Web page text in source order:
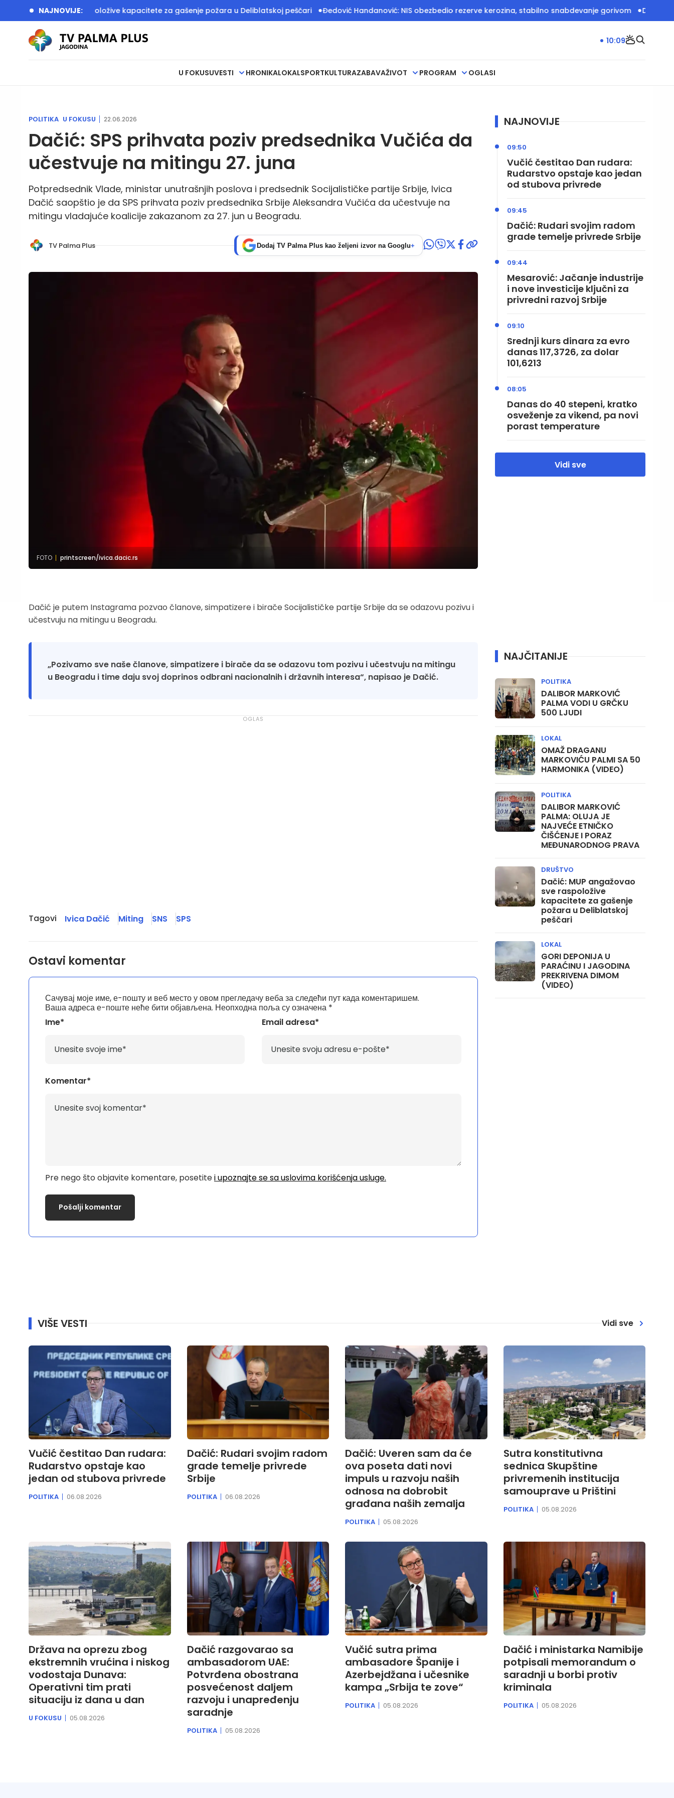
NAJNOVIJE:
sve raspoložive kapacitete za gašenje požara u Deliblatskoj peščari Đedović Handanović: NIS obezbedio rezerve kerozina, stabilno snabdevanje gorivom Dačić: U akciji
U FOKUSUVESTI HRONIKALOKALSPORTKULTURAZABAVAŽIVOT PROGRAM OGLASI
10:09
POLITIKA U FOKUSU 22.06.2026
Dačić: SPS prihvata poziv predsednika Vučića da
učestvuje na mitingu 27. juna
Potpredsednik Vlade, ministar unutrašnjih poslova i predsednik Socijalističke partije Srbije, Ivica
Dačić saopštio je da SPS prihvata poziv predsednika Srbije Aleksandra Vučića da učestvuje na
mitingu vladajuće koalicije zakazanom za 27. jun u Beogradu.
TV Palma Plus Dodaj TV Palma Plus kao željeni izvor na Googlu+
FOTO printscreen/ivica.dacic.rs
Dačić je putem Instagrama pozvao članove, simpatizere i birače Socijalističke partije Srbije da se odazovu pozivu i
učestvuju na mitingu u Beogradu.
„Pozivamo sve naše članove, simpatizere i birače da se odazovu tom pozivu i učestvuju na mitingu
u Beogradu i time daju svoj doprinos odbrani nacionalnih i državnih interesa“, napisao je Dačić.
Tagovi Ivica Dačić Miting SNS SPS
Ostavi komentar
Ваша адреса е-поште неће бити објављена. Неопходна поља су означена *
Komentar*
Pre nego što objavite komentare, posetitei upoznajte se sa uslovima korišćenja usluge.
Ime* Email adresa*
Сачувај моје име, е-пошту и веб место у овом прегледачу веба за следећи пут када коментаришем.
NAJNOVIJE
Vučić čestitao Dan rudara:
Rudarstvo opstaje kao jedan
od stubova privrede
09:50
Dačić: Rudari svojim radom
grade temelje privrede Srbije
09:45
Mesarović: Jačanje industrije
i nove investicije ključni za
privredni razvoj Srbije
09:44
Srednji kurs dinara za evro
danas 117,3726, za dolar
101,6213
09:10
Danas do 40 stepeni, kratko
osveženje za vikend, pa novi
porast temperature
08:05
Vidi sve
NAJČITANIJE
DALIBOR MARKOVIĆ
PALMA VODI U GRČKU
500 LJUDI
POLITIKA
OMAŽ DRAGANU
MARKOVIĆU PALMI SA 50
HARMONIKA (VIDEO)
LOKAL
DALIBOR MARKOVIĆ
PALMA: OLUJA JE
NAJVEĆE ETNIČKO
ČIŠĆENJE I PORAZ
MEĐUNARODNOG PRAVA
POLITIKA
Dačić: MUP angažovao
sve raspoložive
kapacitete za gašenje
požara u Deliblatskoj
peščari
DRUŠTVO
GORI DEPONIJA U
PARAĆINU I JAGODINA
PREKRIVENA DIMOM
(VIDEO)
LOKAL
VIŠE VESTI Vidi sve
Vučić čestitao Dan rudara:
Rudarstvo opstaje kao
jedan od stubova privrede
POLITIKA 06.08.2026
Dačić: Rudari svojim radom
grade temelje privrede
Srbije
POLITIKA 06.08.2026
Dačić: Uveren sam da će
ova poseta dati novi
impuls u razvoju naših
odnosa na dobrobit
građana naših zemalja
POLITIKA 05.08.2026
Sutra konstitutivna
sednica Skupštine
privremenih institucija
samouprave u Prištini
POLITIKA 05.08.2026
Država na oprezu zbog
ekstremnih vrućina i niskog
vodostaja Dunava:
Operativni tim prati
situaciju iz dana u dan
U FOKUSU 05.08.2026
Dačić razgovarao sa
ambasadorom UAE:
Potvrđena obostrana
posvećenost daljem
razvoju i unapređenju
saradnje
POLITIKA 05.08.2026
Vučić sutra prima
ambasadore Španije i
Azerbejdžana i učesnike
kampa „Srbija te zove“
POLITIKA 05.08.2026
Dačić i ministarka Namibije
potpisali memorandum o
saradnji u borbi protiv
kriminala
POLITIKA 05.08.2026